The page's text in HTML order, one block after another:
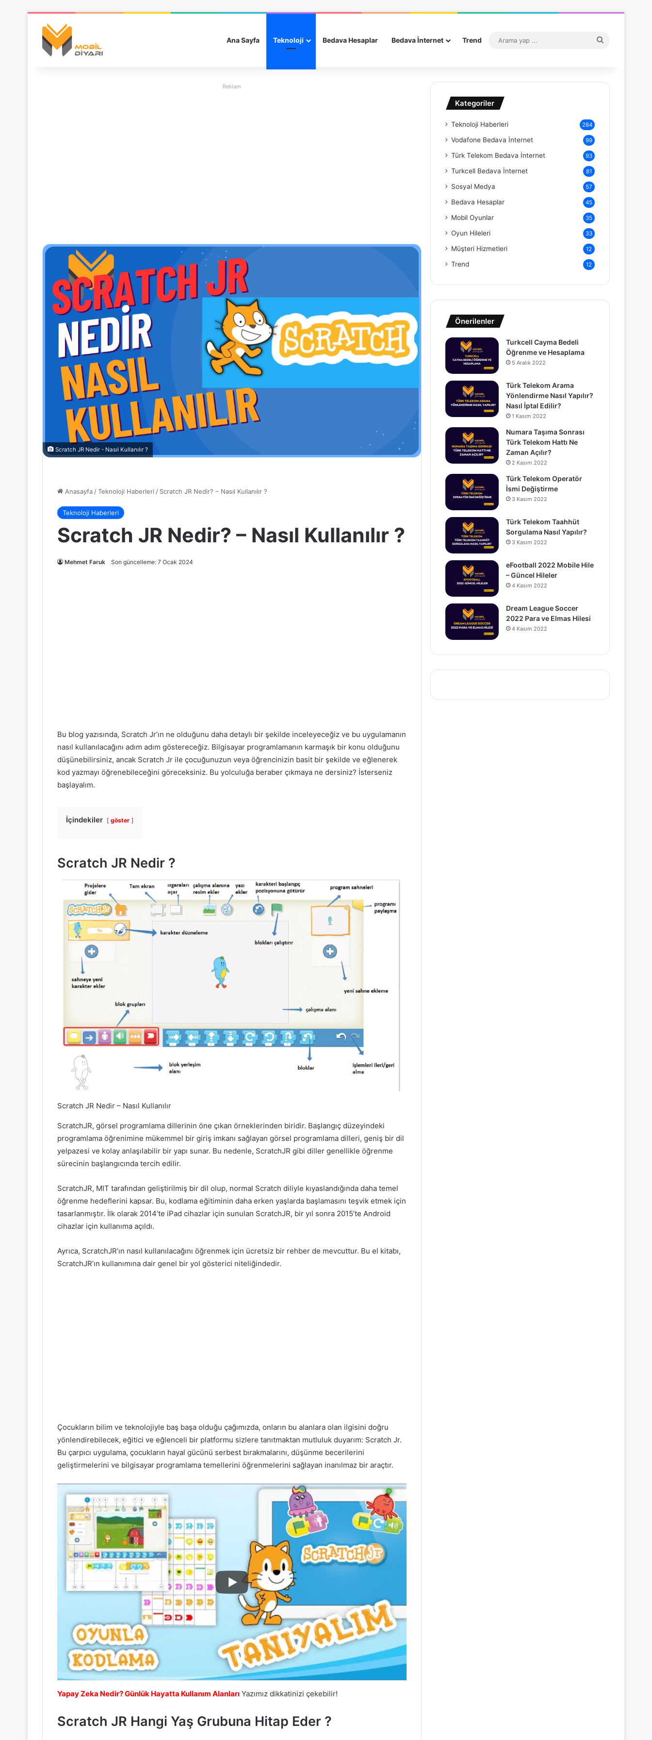
Ana Sayfa Teknoloji Bedava Hesaplar Bedava İnternet Trend
Reklam
Scratch JR Nedir - Nasıl Kullanılır ?
Anasayfa /Teknoloji Haberleri / Scratch JR Nedir? – Nasıl Kullanılır ?
Teknoloji Haberleri
Scratch JR Nedir? – Nasıl Kullanılır ?
Mehmet Faruk Son güncelleme: 7 Ocak 2024
Bu blog yazısında, Scratch Jr’ın ne olduğunu daha detaylı bir şekilde inceleyeceğiz ve bu uygulamanın
nasıl kullanılacağını adım adım göstereceğiz. Bilgisayar programlamanın karmaşık bir konu olduğunu
düşünebilirsiniz, ancak Scratch Jr ile çocuğunuzun veya öğrencinizin basit bir şekilde ve eğlenerek
kod yazmayı öğrenebileceğini göreceksiniz. Bu yolculuğa beraber çıkmaya ne dersiniz? İsterseniz
başlayalım.
İçindekiler göster
Scratch JR Nedir ?
Scratch JR Nedir – Nasıl Kullanılır
ScratchJR, görsel programlama dillerinin öne çıkan örneklerinden biridir. Başlangıç düzeyindeki
programlama öğrenimine mükemmel bir giriş imkanı sağlayan görsel programlama dilleri, geniş bir dil
yelpazesi ve kolay anlaşılabilir bir yapı sunar. Bu nedenle, ScratchJR gibi diller genellikle öğrenme
sürecinin başlangıcında tercih edilir.
ScratchJR, MIT tarafından geliştirilmiş bir dil olup, normal Scratch diliyle kıyaslandığında daha temel
öğrenme hedeflerini kapsar. Bu, kodlama eğitiminin daha erken yaşlarda başlamasını teşvik etmek için
tasarlanmıştır. İlk olarak 2014’te iPad cihazlar için sunulan ScratchJR, bir yıl sonra 2015’te Android
cihazlar için kullanıma açıldı.
Ayrıca, ScratchJR’ın nasıl kullanılacağını öğrenmek için ücretsiz bir rehber de mevcuttur. Bu el kitabı,
ScratchJR’ın kullanımına dair genel bir yol gösterici niteliğindedir.
Çocukların bilim ve teknolojiyle baş başa olduğu çağımızda, onların bu alanlara olan ilgisini doğru
yönlendirebilecek, eğitici ve eğlenceli bir platformu sizlere tanıtmaktan mutluluk duyarım: Scratch Jr.
Bu çarpıcı uygulama, çocukların hayal gücünü serbest bırakmalarını, düşünme becerilerini
geliştirmelerini ve bilgisayar programlama temellerini öğrenmelerini sağlayan inanılmaz bir araçtır.
Yapay Zeka Nedir? Günlük Hayatta Kullanım Alanları Yazımız dikkatinizi çekebilir!
Scratch JR Hangi Yaş Grubuna Hitap Eder ?
Kategoriler
Teknoloji Haberleri 284
Vodafone Bedava İnternet 99
Türk Telekom Bedava İnternet 93
Turkcell Bedava İnternet 81
Sosyal Medya 57
Bedava Hesaplar 45
Mobil Oyunlar 35
Oyun Hileleri 33
Müşteri Hizmetleri 12
Trend 12
Önerilenler
Turkcell Cayma Bedeli
Öğrenme ve Hesaplama
5 Aralık 2022
Türk Telekom Arama
Yönlendirme Nasıl Yapılır?
Nasıl İptal Edilir?
1 Kasım 2022
Numara Taşıma Sonrası
Türk Telekom Hattı Ne
Zaman Açılır?
2 Kasım 2022
Türk Telekom Operatör
İsmi Değiştirme
3 Kasım 2022
Türk Telekom Taahhüt
Sorgulama Nasıl Yapılır?
3 Kasım 2022
eFootball 2022 Mobile Hile
– Güncel Hileler
4 Kasım 2022
Dream League Soccer
2022 Para ve Elmas Hilesi
4 Kasım 2022